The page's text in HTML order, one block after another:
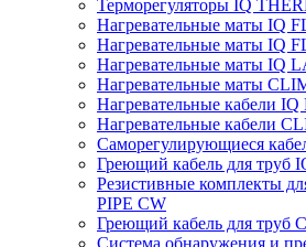
Терморегуляторы IQ
Нагревательные маты IQ
Нагревательные маты IQ
Нагревательные маты IQ
Нагревательные маты
Нагревательные кабели
Нагревательные кабели
Саморегулирующиеся
Греющий кабель для труб
Резистивные комплекты
PIPE CW
Греющий кабель для труб
Система обнаружения и